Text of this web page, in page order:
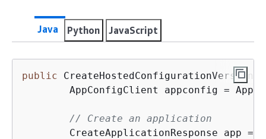
Java Python JavaScript
public CreateHostedConfigurationVersion
AppConfigClient appconfig =
// Create an application
CreateApplicationResponse app =